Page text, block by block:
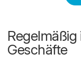
Geschäfte